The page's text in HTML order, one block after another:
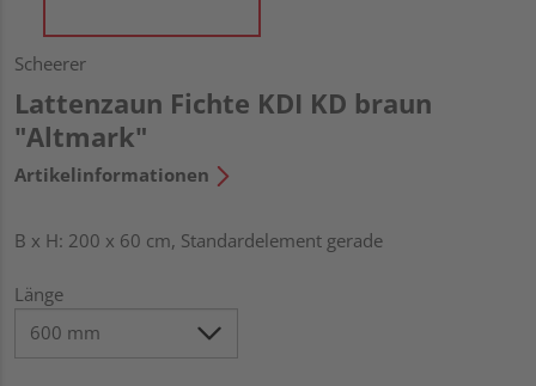
Scheerer
Lattenzaun Fichte KDI KD braun
"Altmark"
Artikelinformationen
B x H: 200 x 60 cm, Standardelement gerade
Länge